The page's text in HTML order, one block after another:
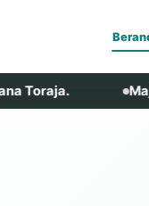
Maju,